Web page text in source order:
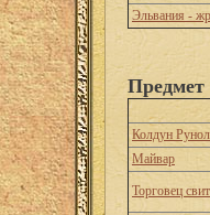
Эльвания -
Предмет
Колдун
Майвар
Торговец